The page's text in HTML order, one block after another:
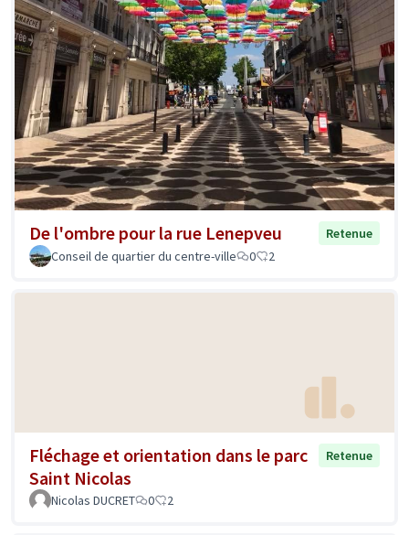
De l'ombre pour la rue Lenepveu
Retenue
Conseil de quartier du centre-ville
0 2
Fléchage et orientation dans le parc
Saint Nicolas
Retenue
Nicolas DUCRET 0 2